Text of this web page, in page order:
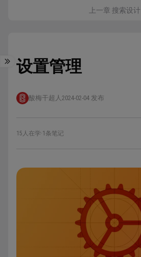
上一章 搜索设计
设置管理
酸梅干超人 2024-02-04 发布
15人在学·1条笔记